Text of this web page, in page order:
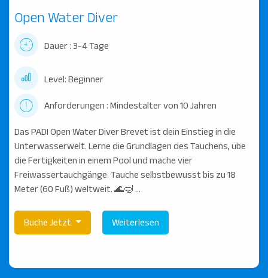
Open Water Diver
Dauer : 3-4 Tage
Level: Beginner
Anforderungen : Mindestalter von 10 Jahren
Das PADI Open Water Diver Brevet ist dein Einstieg in die
Unterwasserwelt. Lerne die Grundlagen des Tauchens, übe
die Fertigkeiten in einem Pool und mache vier
Freiwassertauchgänge. Tauche selbstbewusst bis zu 18
Meter (60 Fuß) weltweit. 🌊🤿 ...
Buche Jetzt Weiterlesen